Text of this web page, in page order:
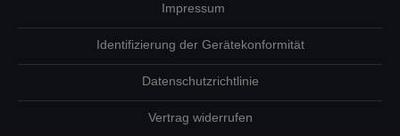
Impressum
Identifizierung der Gerätekonformität
Datenschutzrichtlinie
Vertrag widerrufen